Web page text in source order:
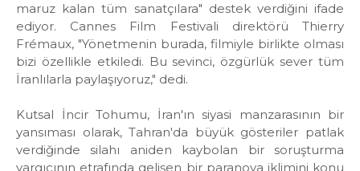
maruz kalan tüm sanatçılara" destek verdiğini ifade
ediyor. Cannes Film Festivali direktörü Thierry
Frémaux, "Yönetmenin burada, filmiyle birlikte olması
bizi özellikle etkiledi. Bu sevinci, özgürlük sever tüm
İranlılarla paylaşıyoruz," dedi.
Kutsal İncir Tohumu, İran'ın siyasi manzarasının bir
yansıması olarak, Tahran'da büyük gösteriler patlak
verdiğinde silahı aniden kaybolan bir soruşturma
yargıcının etrafında gelişen bir paranoya iklimini konu